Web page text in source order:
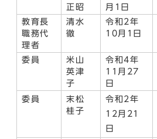
正昭
月1日
教育長
職務代
理者
清水
徹
令和2年
10月1日
委員
米山
英津
子
令和4年
11月27
日
委員
末松
桂子
令和2年
12月21
日